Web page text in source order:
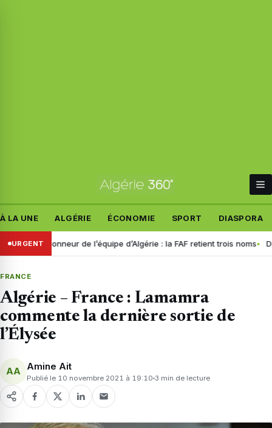
À LA UNE ALGÉRIE ÉCONOMIE SPORT DIASPORA
URGENT de l’équipe d’Algérie : la FAF retient trois noms
FRANCE
Algérie – France : Lamamra
commente la dernière sortie de
l’Élysée
AA Amine Ait
Publié le 10 novembre 2021 à 19:10 3 min de lecture